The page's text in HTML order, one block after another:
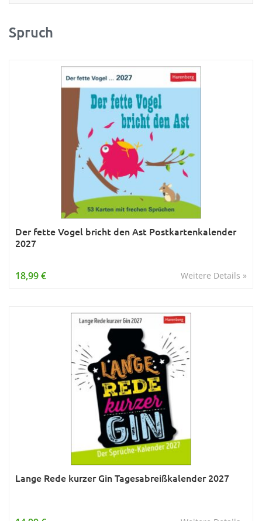
Partner- & Wandplaner
Planung & Organisation
Sprachkalender
Sternzeichen & Mond
Verkehr & Technik
Was ist was
Was ist was; Städte
Young Adult
Spruch
Der fette Vogel bricht den Ast Postkartenkalender
2027
Weitere Details »
18,99 €
Lange Rede kurzer Gin Tagesabreißkalender 2027